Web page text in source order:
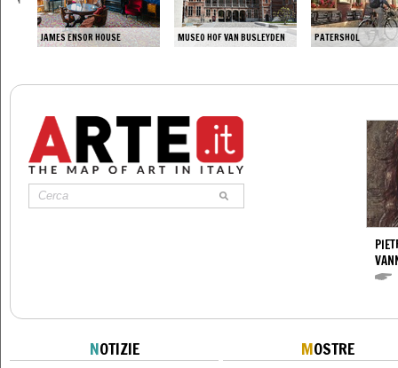
JAMES ENSOR HOUSE
MUSEO HOF VAN BUSLEYDEN PATERSHOL
NOTIZIE MOSTRE